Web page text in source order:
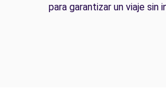
para garantizar un viaje sin